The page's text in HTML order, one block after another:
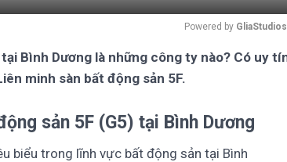
Mute
Powered by GliaStudios
Bình Dương là những công ty nào? Có uy
minh sàn bất động sản 5F.
sản 5F (G5) tại Bình Dương
biểu trong lĩnh vực bất động sản tại Bình